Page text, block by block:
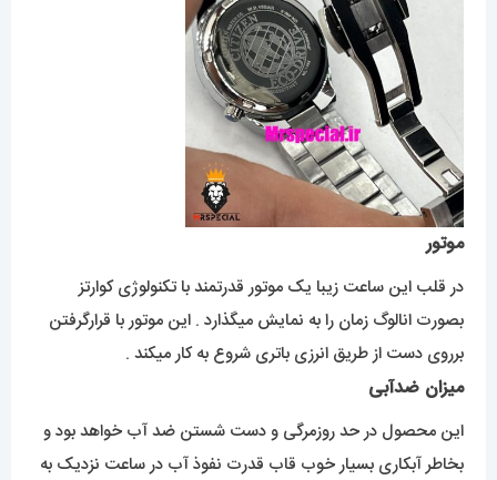
موتور
در قلب این ساعت زیبا یک موتور قدرتمند با تکنولوژی کوارتز
بصورت انالوگ زمان را به نمایش میگذارد . این موتور با قرارگرفتن
برروی دست از طریق انرزی باتری شروع به کار میکند .
میزان ضدآبی
این محصول در حد روزمرگی و دست شستن ضد آب خواهد بود و
بخاطر آبکاری بسیار خوب قاب قدرت نفوذ آب در ساعت نزدیک به